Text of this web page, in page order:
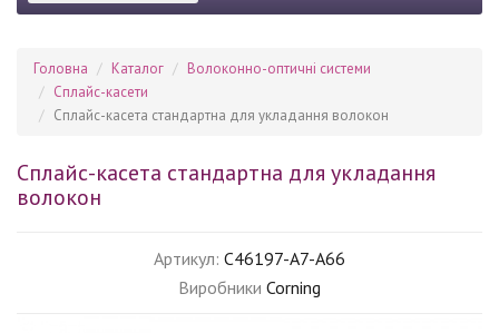
Головна Каталог
Волоконно-оптичні системи
Сплайс-касети
Сплайс-касета стандартна для укладання волокон
Сплайс-касета стандартна для укладання
волокон
Артикул: C46197-A7-A66
Виробники Corning